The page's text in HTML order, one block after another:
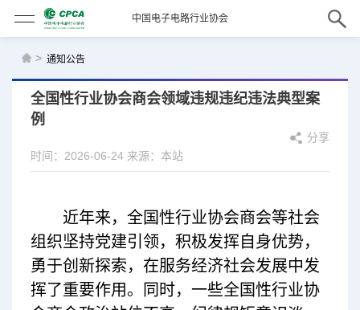
中国电子电路行业协会
> 通知公告
全国性行业协会商会领域违规违纪违法典型案
例
分享
时间：2026-06-24 来源：本站
近年来，全国性行业协会商会等社会
组织坚持党建引领，积极发挥自身优势，
勇于创新探索，在服务经济社会发展中发
挥了重要作用。同时，一些全国性行业协